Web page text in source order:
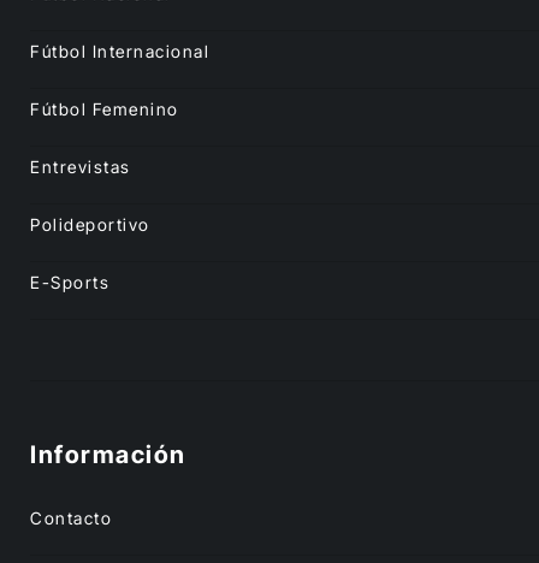
Fútbol Internacional
Fútbol Femenino
Entrevistas
Polideportivo
E-Sports
Información
Contacto